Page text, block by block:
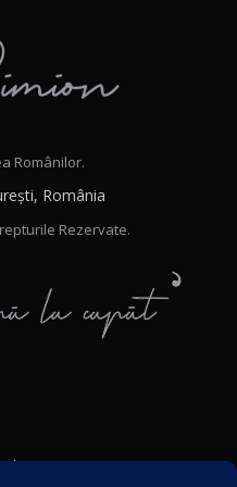
Românilor.
România
Rezervate.